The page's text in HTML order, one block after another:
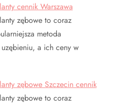
cennik Warszawa
zębowe to coraz
metoda
a ich ceny w
zębowe Szczecin cennik
zębowe to coraz